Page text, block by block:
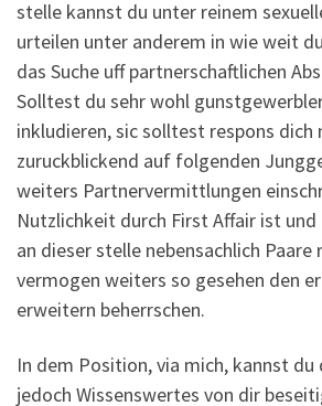
stelle kannst du unter reinem
urteilen unter anderem in wie weit
das Suche uff partnerschaftlichen
Solltest du sehr wohl
inkludieren, sic solltest respons dich
zuruckblickend auf folgenden
weiters Partnervermittlungen
Nutzlichkeit durch First Affair ist und
an dieser stelle nebensachlich Paare
vermogen weiters so gesehen den
erweitern beherrschen.
In dem Position, via mich, kannst
jedoch Wissenswertes von dir